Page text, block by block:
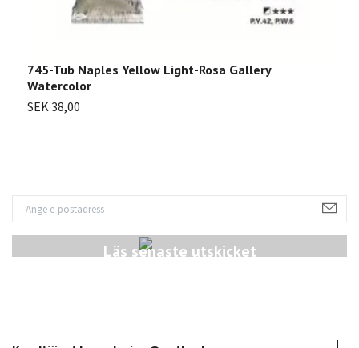
Läs senaste utskicket
745-Tub Naples Yellow Light-Rosa Gallery
Watercolor
SEK 38,00